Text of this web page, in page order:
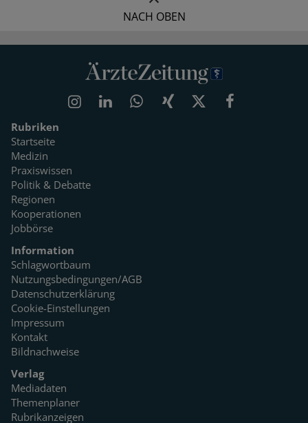
NACH OBEN
Rubriken
Startseite
Medizin
Praxiswissen
Politik & Debatte
Regionen
Kooperationen
Jobbörse
Information
Schlagwortbaum
Nutzungsbedingungen/AGB
Datenschutzerklärung
Cookie-Einstellungen
Impressum
Kontakt
Bildnachweise
Verlag
Mediadaten
Themenplaner
Rubrikanzeigen